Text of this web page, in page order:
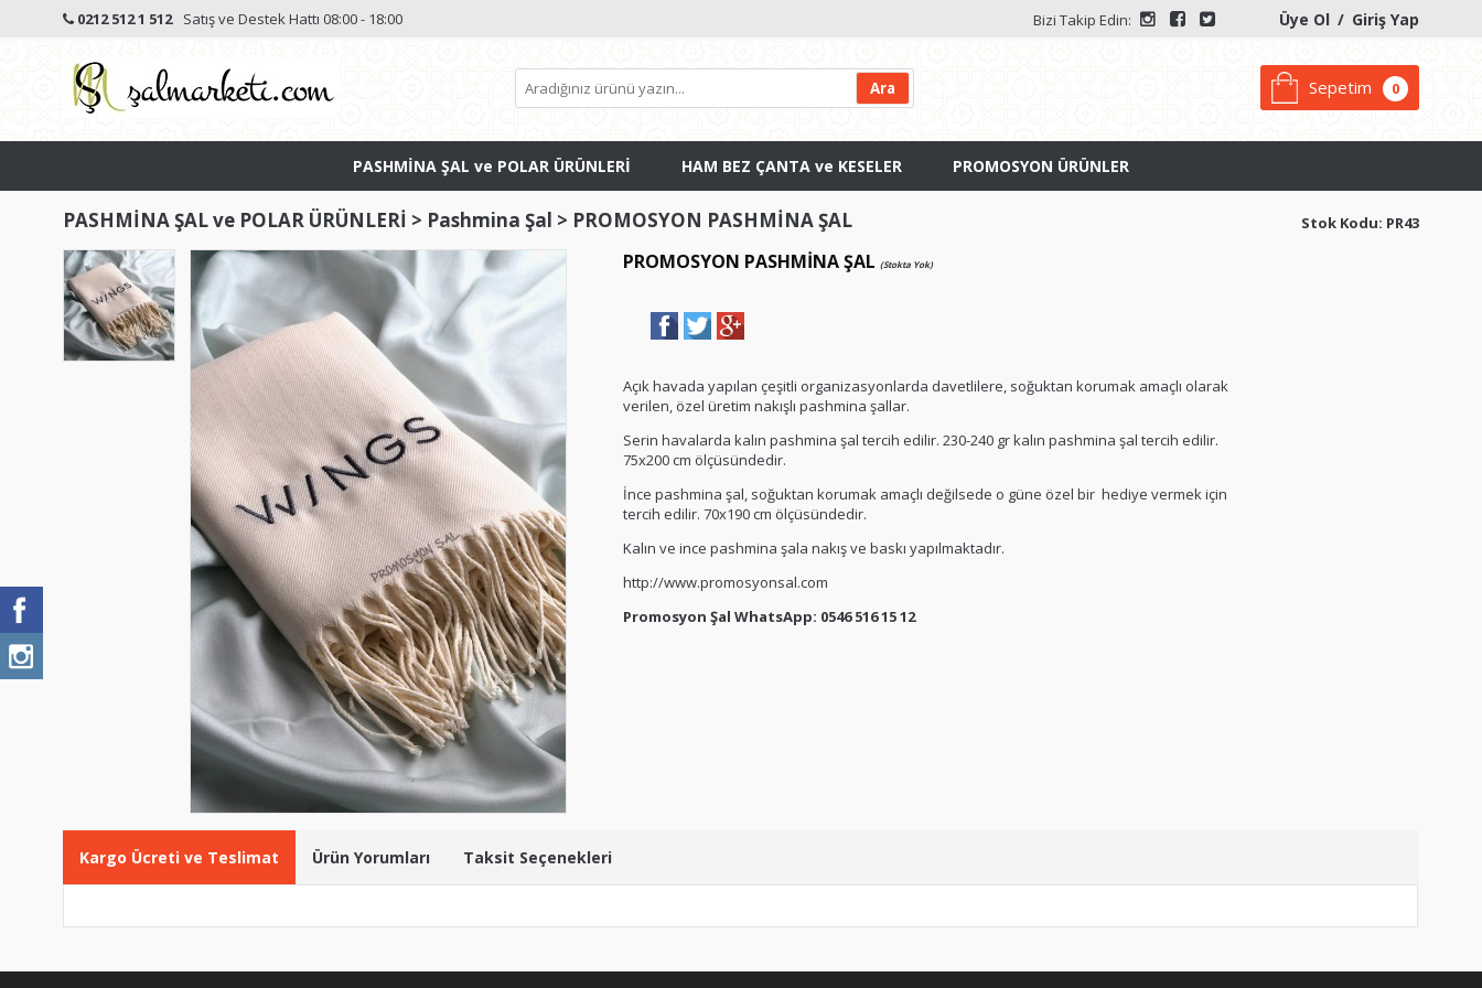
0212 512 1 512 Satış ve Destek Hattı 08:00 - 18:00 Üye Ol / Giriş Yap
Bizi Takip Edin:
Sepetim 0
PASHMİNA ŞAL ve POLAR ÜRÜNLERİ HAM BEZ ÇANTA ve KESELER PROMOSYON ÜRÜNLER
Stok Kodu: PR43
PASHMİNA ŞAL ve POLAR ÜRÜNLERİ > Pashmina Şal > PROMOSYON PASHMİNA ŞAL
PROMOSYON PASHMİNA ŞAL (Stokta Yok)
Açık havada yapılan çeşitli organizasyonlarda davetlilere, soğuktan korumak amaçlı olarak
verilen, özel üretim nakışlı pashmina şallar.
Serin havalarda kalın pashmina şal tercih edilir. 230-240 gr kalın pashmina şal tercih edilir.
75x200 cm ölçüsündedir.
İnce pashmina şal, soğuktan korumak amaçlı değilsede o güne özel bir hediye vermek için
tercih edilir. 70x190 cm ölçüsündedir.
Kalın ve ince pashmina şala nakış ve baskı yapılmaktadır.
http://www.promosyonsal.com
Promosyon Şal WhatsApp: 0546 516 15 12
Kargo Ücreti ve Teslimat Ürün Yorumları Taksit Seçenekleri